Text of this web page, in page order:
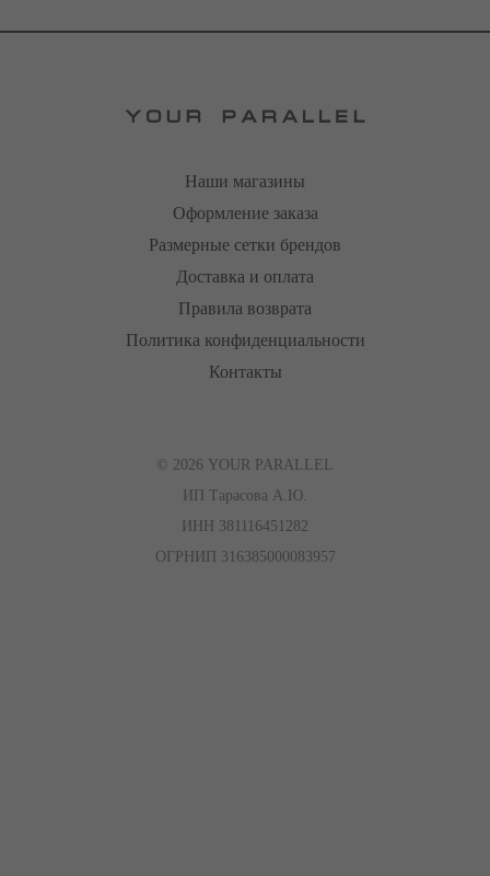
Наши магазины
Оформление заказа
Размерные сетки брендов
Доставка и оплата
Правила возврата
Политика конфиденциальности
Контакты
© 2026 YOUR PARALLEL
ИП Тарасова А.Ю.
ИНН 381116451282
ОГРНИП 316385000083957